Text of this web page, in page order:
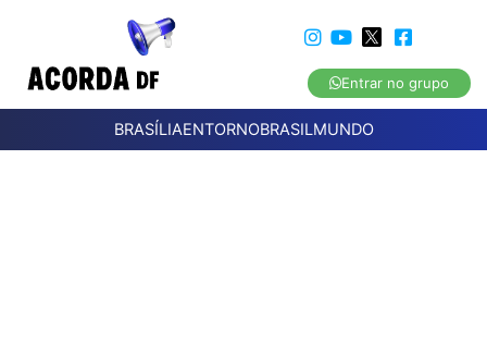
Entrar no grupo
BRASÍLIAENTORNOBRASILMUNDO